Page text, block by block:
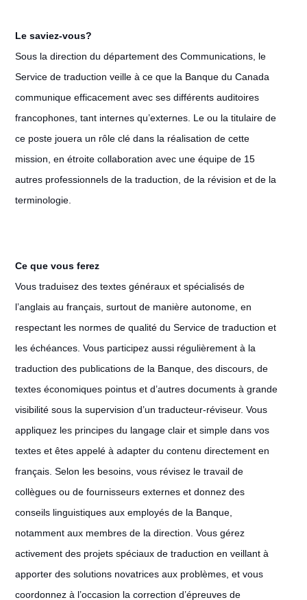
Le saviez-vous?
Sous la direction du département des Communications, le
Service de traduction veille à ce que la Banque du Canada
communique efficacement avec ses différents auditoires
francophones, tant internes qu’externes. Le ou la titulaire de
ce poste jouera un rôle clé dans la réalisation de cette
mission, en étroite collaboration avec une équipe de 15
autres professionnels de la traduction, de la révision et de la
terminologie.
Ce que vous ferez
Vous traduisez des textes généraux et spécialisés de
l’anglais au français, surtout de manière autonome, en
respectant les normes de qualité du Service de traduction et
les échéances. Vous participez aussi régulièrement à la
traduction des publications de la Banque, des discours, de
textes économiques pointus et d’autres documents à grande
visibilité sous la supervision d’un traducteur-réviseur. Vous
appliquez les principes du langage clair et simple dans vos
textes et êtes appelé à adapter du contenu directement en
français. Selon les besoins, vous révisez le travail de
collègues ou de fournisseurs externes et donnez des
conseils linguistiques aux employés de la Banque,
notamment aux membres de la direction. Vous gérez
activement des projets spéciaux de traduction en veillant à
apporter des solutions novatrices aux problèmes, et vous
coordonnez à l’occasion la correction d’épreuves de